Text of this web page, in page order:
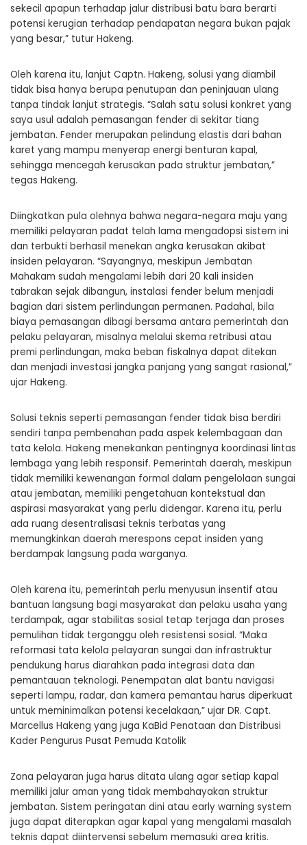
sekecil apapun terhadap jalur distribusi batu bara berarti
potensi kerugian terhadap pendapatan negara bukan pajak
yang besar,” tutur Hakeng.
Oleh karena itu, lanjut Captn. Hakeng, solusi yang diambil
tidak bisa hanya berupa penutupan dan peninjauan ulang
tanpa tindak lanjut strategis. “Salah satu solusi konkret yang
saya usul adalah pemasangan fender di sekitar tiang
jembatan. Fender merupakan pelindung elastis dari bahan
karet yang mampu menyerap energi benturan kapal,
sehingga mencegah kerusakan pada struktur jembatan,”
tegas Hakeng.
Diingkatkan pula olehnya bahwa negara-negara maju yang
memiliki pelayaran padat telah lama mengadopsi sistem ini
dan terbukti berhasil menekan angka kerusakan akibat
insiden pelayaran. “Sayangnya, meskipun Jembatan
Mahakam sudah mengalami lebih dari 20 kali insiden
tabrakan sejak dibangun, instalasi fender belum menjadi
bagian dari sistem perlindungan permanen. Padahal, bila
biaya pemasangan dibagi bersama antara pemerintah dan
pelaku pelayaran, misalnya melalui skema retribusi atau
premi perlindungan, maka beban fiskalnya dapat ditekan
dan menjadi investasi jangka panjang yang sangat rasional,”
ujar Hakeng.
Solusi teknis seperti pemasangan fender tidak bisa berdiri
sendiri tanpa pembenahan pada aspek kelembagaan dan
tata kelola. Hakeng menekankan pentingnya koordinasi lintas
lembaga yang lebih responsif. Pemerintah daerah, meskipun
tidak memiliki kewenangan formal dalam pengelolaan sungai
atau jembatan, memiliki pengetahuan kontekstual dan
aspirasi masyarakat yang perlu didengar. Karena itu, perlu
ada ruang desentralisasi teknis terbatas yang
memungkinkan daerah merespons cepat insiden yang
berdampak langsung pada warganya.
Oleh karena itu, pemerintah perlu menyusun insentif atau
bantuan langsung bagi masyarakat dan pelaku usaha yang
terdampak, agar stabilitas sosial tetap terjaga dan proses
pemulihan tidak terganggu oleh resistensi sosial. “Maka
reformasi tata kelola pelayaran sungai dan infrastruktur
pendukung harus diarahkan pada integrasi data dan
pemantauan teknologi. Penempatan alat bantu navigasi
seperti lampu, radar, dan kamera pemantau harus diperkuat
untuk meminimalkan potensi kecelakaan,” ujar DR. Capt.
Marcellus Hakeng yang juga KaBid Penataan dan Distribusi
Kader Pengurus Pusat Pemuda Katolik
Zona pelayaran juga harus ditata ulang agar setiap kapal
memiliki jalur aman yang tidak membahayakan struktur
jembatan. Sistem peringatan dini atau early warning system
juga dapat diterapkan agar kapal yang mengalami masalah
teknis dapat diintervensi sebelum memasuki area kritis.